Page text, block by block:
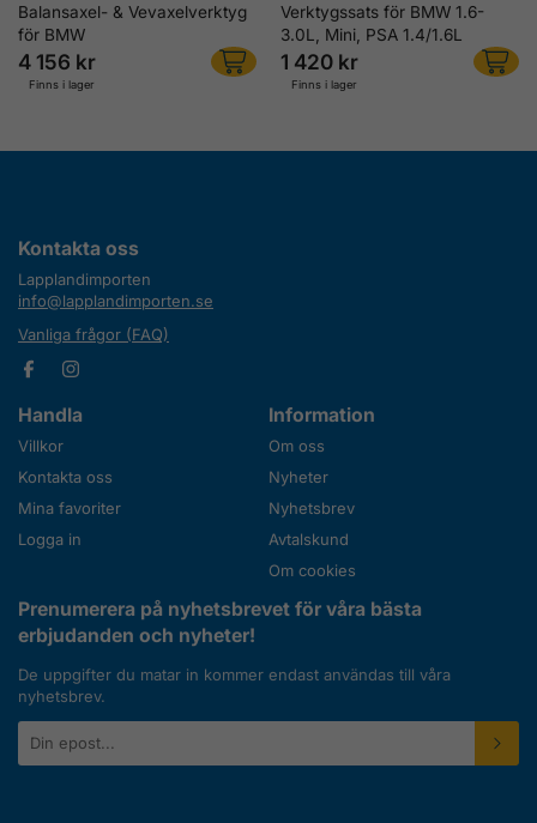
Balansaxel- & Vevaxelverktyg
för BMW
4 156 kr
Finns i lager
Verktygssats för BMW 1.6-
3.0L, Mini, PSA 1.4/1.6L
1 420 kr
Finns i lager
Kontakta oss
Lapplandimporten
info@lapplandimporten.se
Vanliga frågor (FAQ)
Handla
Villkor
Kontakta oss
Mina favoriter
Logga in
Information
Om oss
Nyheter
Nyhetsbrev
Avtalskund
Om cookies
Prenumerera på nyhetsbrevet för våra bästa
erbjudanden och nyheter!
De uppgifter du matar in kommer endast användas till våra
nyhetsbrev.
postadress